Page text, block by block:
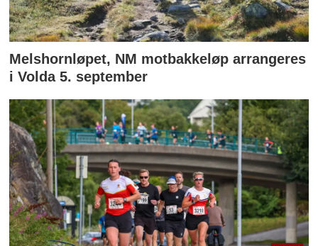
Melshornløpet, NM motbakkeløp arrangeres
i Volda 5. september